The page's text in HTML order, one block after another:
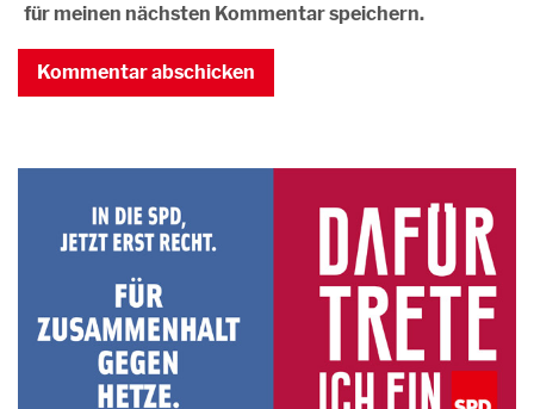
für meinen nächsten Kommentar speichern.